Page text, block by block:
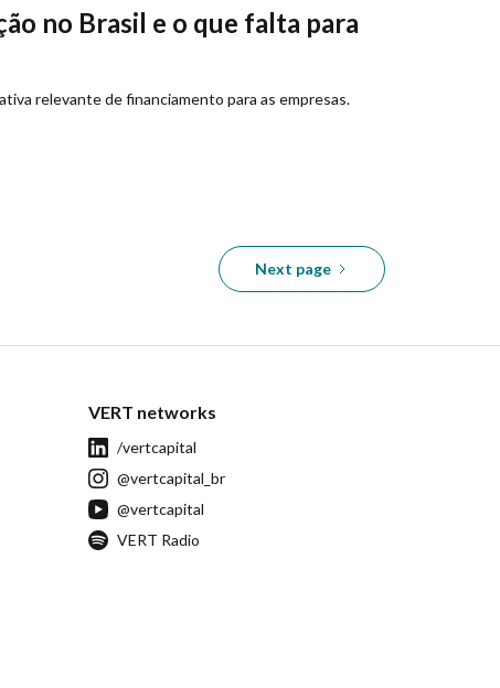
no Brasil e o que falta para
relevante de financiamento para as empresas.
Next page
VERT networks
/vertcapital
@vertcapital_br
@vertcapital
VERT Radio